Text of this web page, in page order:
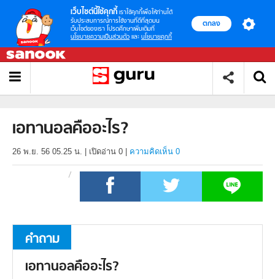
เว็บไซต์นี้ใช้คุกกี้ เราใช้คุกกี้เพื่อให้ท่านได้
รับประสบการณ์การใช้งานที่ดีที่สุดบน
เว็บไซต์ของเรา โปรดศึกษาเพิ่มเติมที่
นโยบายความเป็นส่วนตัว และ นโยบายคุกกี้
ตกลง
เอทานอลคืออะไร?
26 พ.ย. 56 05.25 น. เปิดอ่าน 0 ความคิดเห็น 0
คำถาม
เอทานอลคืออะไร?